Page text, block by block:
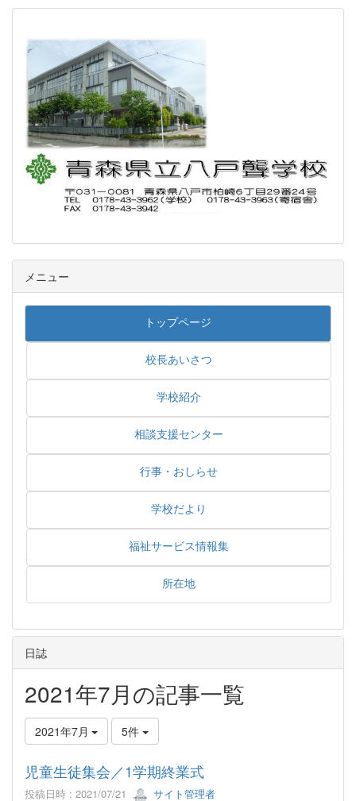
メニュー
トップページ
校長あいさつ
学校紹介
相談支援センター
行事・おしらせ
学校だより
福祉サービス情報集
所在地
日誌
2021年7月の記事一覧
2021年7月 5件
児童生徒集会／1学期終業式
投稿日時 : 2021/07/21 サイト管理者